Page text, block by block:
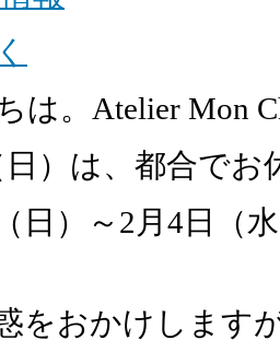
は。Atelier Mon
日）は、都合で
日）～2月4日（
をおかけします